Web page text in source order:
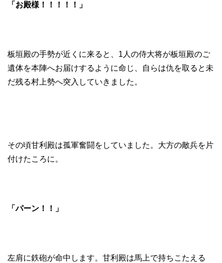
「お殿様！！！！！」
板垣殿の手勢が近くに来ると、1人の侍大将が板垣殿のご
遺体を本陣へお届けするように命じ、自らは仇を取ると未
だ残る村上勢へ突入していきました。
その頃甘利殿は孤軍奮闘をしていました。大方の敵兵を片
付けたころに。
「パーン！！」
左肩に鉄砲が命中します。甘利殿は馬上で持ちこたえる